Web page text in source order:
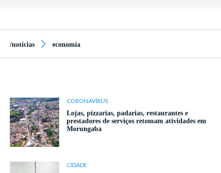
/notícias economia
CORONAVÍRUS
Lojas, pizzarias, padarias, restaurantes e
prestadores de serviços retomam atividades em
Morungaba
CIDADE